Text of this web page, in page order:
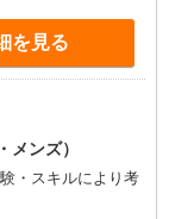
を見る
メンズ）
・スキルにより考